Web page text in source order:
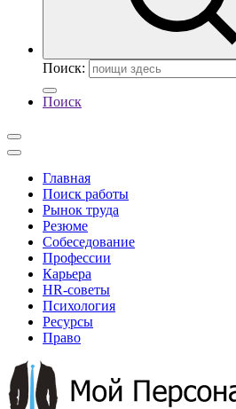
Поиск:
Поиск
Главная
Поиск работы
Рынок труда
Резюме
Собеседование
Профессии
Карьера
HR-советы
Психология
Ресурсы
Право